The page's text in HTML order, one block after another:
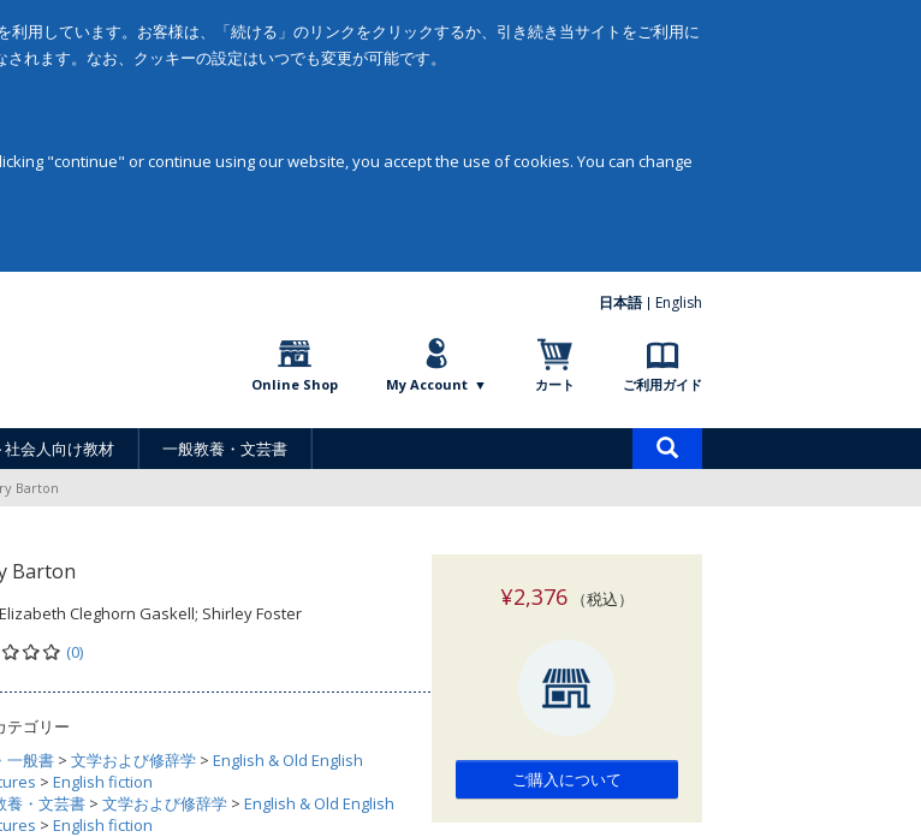
用しています。お客様は、「続ける」のリンクをクリックするか、引き続き当サイトをご利用に
れます。なお、クッキーの設定はいつでも変更が可能です。
"continue" or continue using our website, you accept the use of cookies. You can change
日本語 English
Online Shop My Account カート ご利用ガイド
社会人向け教材 一般教養・文芸書
索
Barton
Barton
Elizabeth Cleghorn Gaskell; Shirley Foster
(0)
テゴリー
一般書 > 文学および修辞学 > English & Old English
> English fiction
養・文芸書 > 文学および修辞学 > English & Old English
> English fiction
¥2,376（税込）
ご購入について